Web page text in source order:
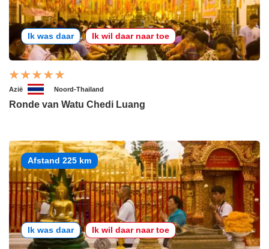
Ik was daar Ik wil daar naar toe
Azië Noord-Thailand
Ronde van Watu Chedi Luang
Afstand 225 km
Ik was daar Ik wil daar naar toe